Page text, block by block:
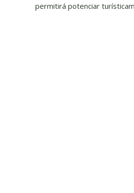
permitirá potenciar